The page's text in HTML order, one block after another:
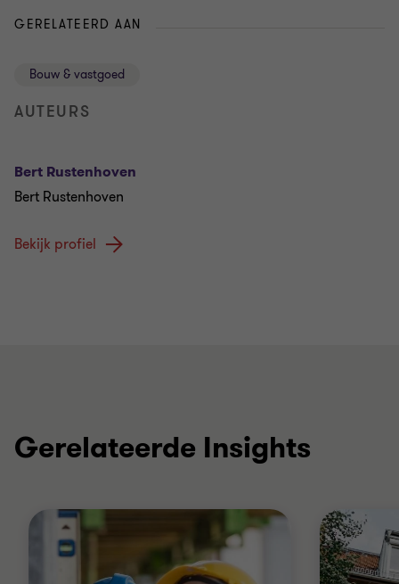
GERELATEERD AAN
Bouw & vastgoed
AUTEURS
Bert Rustenhoven
Bert Rustenhoven
Bekijk profiel
Gerelateerde Insights